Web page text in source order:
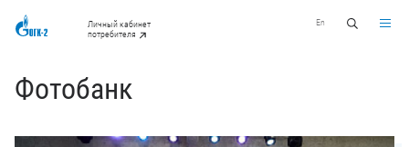
Личный кабинет
потребителя
En
Фотобанк